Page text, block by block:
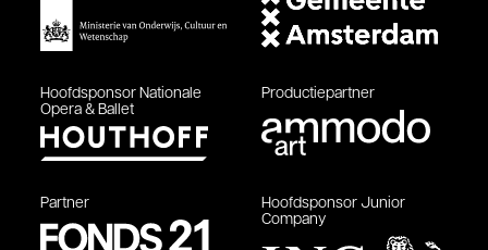
Hoofdsponsor Nationale
Opera & Ballet
Productiepartner
Partner Hoofdsponsor Junior
Company